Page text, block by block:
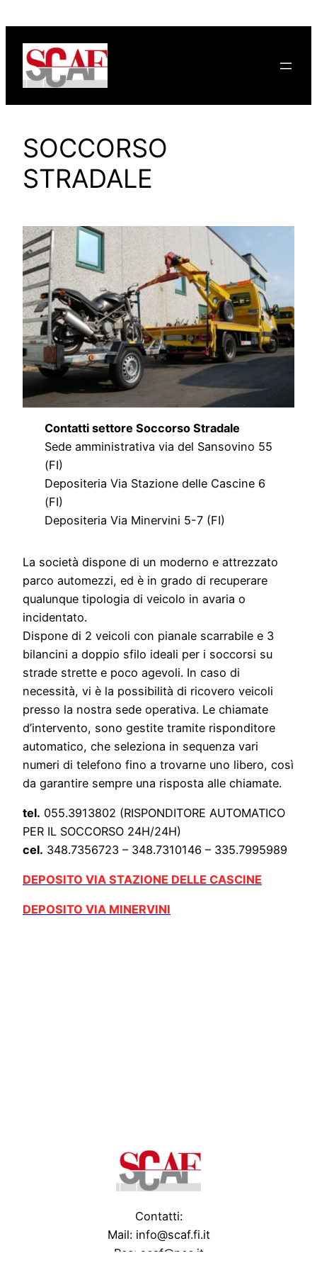
contenuto
SOCCORSO
STRADALE
Contatti settore Soccorso Stradale
Sede amministrativa via del Sansovino 55
(FI)
Depositeria Via Stazione delle Cascine 6
(FI)
Depositeria Via Minervini 5-7 (FI)
La società dispone di un moderno e attrezzato
parco automezzi, ed è in grado di recuperare
qualunque tipologia di veicolo in avaria o
incidentato.
Dispone di 2 veicoli con pianale scarrabile e 3
bilancini a doppio sfilo ideali per i soccorsi su
strade strette e poco agevoli. In caso di
necessità, vi è la possibilità di ricovero veicoli
presso la nostra sede operativa. Le chiamate
d’intervento, sono gestite tramite risponditore
automatico, che seleziona in sequenza vari
numeri di telefono fino a trovarne uno libero, così
da garantire sempre una risposta alle chiamate.
tel. 055.3913802 (RISPONDITORE AUTOMATICO
PER IL SOCCORSO 24H/24H)
cel. 348.7356723 – 348.7310146 – 335.7995989
DEPOSITO VIA STAZIONE DELLE CASCINE
DEPOSITO VIA MINERVINI
Contatti:
Mail: info@scaf.fi.it
Pec: scaf@pec.it